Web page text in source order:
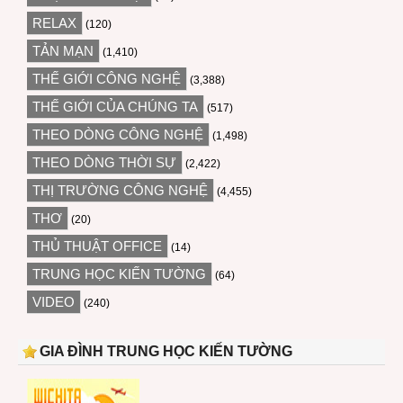
RELAX (120)
TẢN MẠN (1,410)
THẾ GIỚI CÔNG NGHỆ (3,388)
THẾ GIỚI CỦA CHÚNG TA (517)
THEO DÒNG CÔNG NGHỆ (1,498)
THEO DÒNG THỜI SỰ (2,422)
THỊ TRƯỜNG CÔNG NGHỆ (4,455)
THƠ (20)
THỦ THUẬT OFFICE (14)
TRUNG HỌC KIẾN TƯỜNG (64)
VIDEO (240)
GIA ĐÌNH TRUNG HỌC KIẾN TƯỜNG